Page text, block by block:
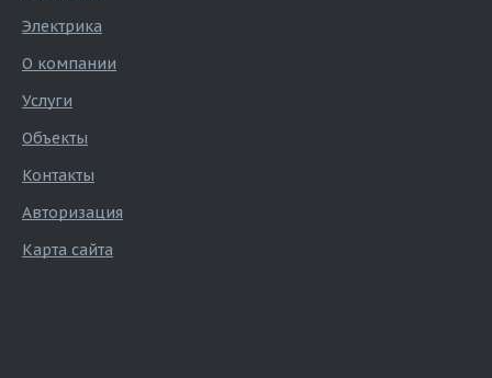
Электрика
О компании
Услуги
Объекты
Контакты
Авторизация
Карта сайта